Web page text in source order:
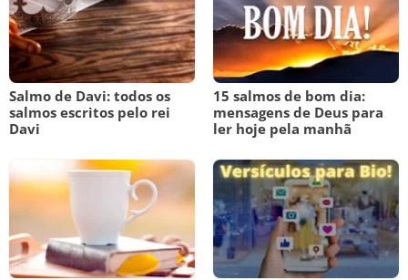
Salmo de Davi: todos os
salmos escritos pelo rei
Davi
15 salmos de bom dia:
mensagens de Deus para
ler hoje pela manhã